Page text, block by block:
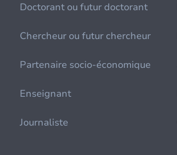
Doctorant ou futur doctorant
Chercheur ou futur chercheur
Partenaire socio-économique
Enseignant
Journaliste